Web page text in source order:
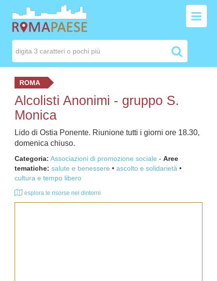
ROMA
Alcolisti Anonimi - gruppo S.
Monica
Lido di Ostia Ponente. Riunione tutti i giorni ore 18.30,
domenica chiuso.
Categoria: Associazioni di promozione sociale - Aree
tematiche: salute e benessere
ascolto e solidarietà
cultura e tempo libero
esplora le risorse nei dintorni